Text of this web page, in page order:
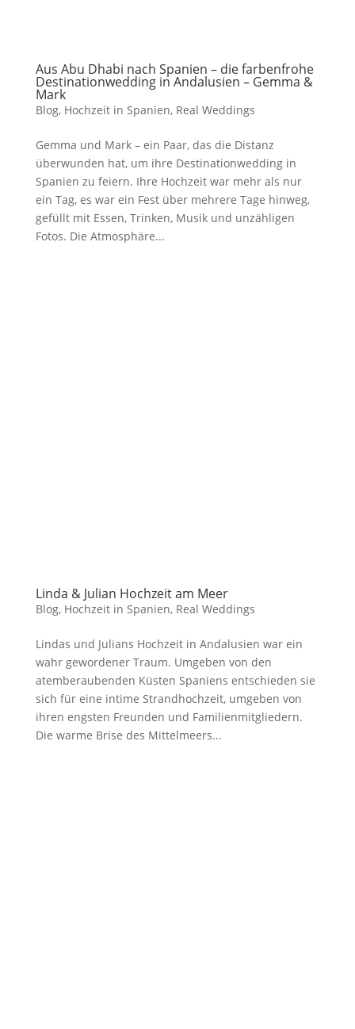
Aus Abu Dhabi nach Spanien – die farbenfrohe
Destinationwedding in Andalusien – Gemma &
Mark
Blog, Hochzeit in Spanien, Real Weddings
Gemma und Mark – ein Paar, das die Distanz
überwunden hat, um ihre Destinationwedding in
Spanien zu feiern. Ihre Hochzeit war mehr als nur
ein Tag, es war ein Fest über mehrere Tage hinweg,
gefüllt mit Essen, Trinken, Musik und unzähligen
Fotos. Die Atmosphäre...
Linda & Julian Hochzeit am Meer
Blog, Hochzeit in Spanien, Real Weddings
Lindas und Julians Hochzeit in Andalusien war ein
wahr gewordener Traum. Umgeben von den
atemberaubenden Küsten Spaniens entschieden sie
sich für eine intime Strandhochzeit, umgeben von
ihren engsten Freunden und Familienmitgliedern.
Die warme Brise des Mittelmeers...